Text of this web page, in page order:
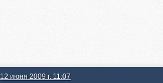
12 июня 2009 г. 11:07